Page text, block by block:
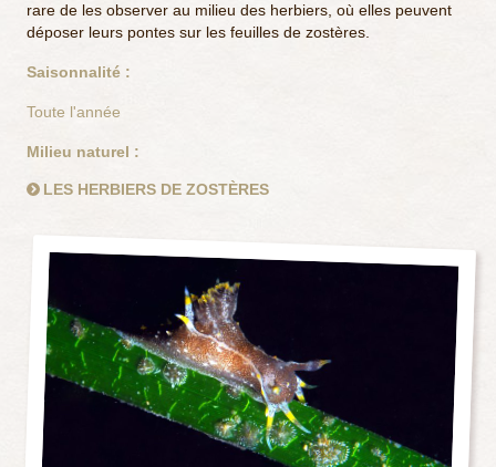
rare de les observer au milieu des herbiers, où elles peuvent
déposer leurs pontes sur les feuilles de zostères.
Saisonnalité :
Toute l'année
Milieu naturel :
LES HERBIERS DE ZOSTÈRES